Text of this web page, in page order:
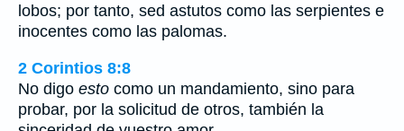
lobos; por tanto, sed astutos como las serpientes e
inocentes como las palomas.
2 Corintios 8:8
No digo esto como un mandamiento, sino para
probar, por la solicitud de otros, también la